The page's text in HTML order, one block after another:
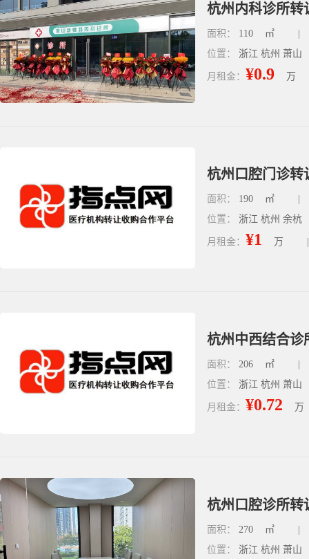
杭州内科诊所转
面积： 110 ㎡
位置： 浙江 杭州 萧山
月租金： ¥0.9 万
杭州口腔门诊转
面积： 190 ㎡
位置： 浙江 杭州 余杭
月租金： ¥1 万
杭州中西结合诊
面积： 206 ㎡
位置： 浙江 杭州 萧山
月租金： ¥0.72 万
杭州口腔诊所转
面积： 270 ㎡
位置： 浙江 杭州 萧山